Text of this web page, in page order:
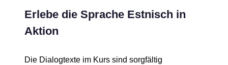
Erlebe die Sprache Estnisch in
Aktion
Die Dialogtexte im Kurs sind sorgfältig